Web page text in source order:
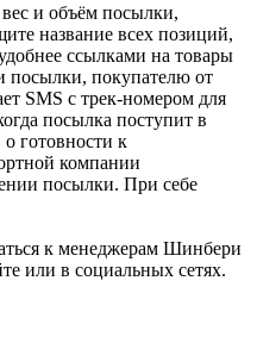
и объём посылки,
название всех позиций,
ссылками на товары
посылки, покупателю от
SMS с трек-номером для
посылка поступит в
готовности к
компании
посылки. При себе
к менеджерам Шинбери
или в социальных сетях.